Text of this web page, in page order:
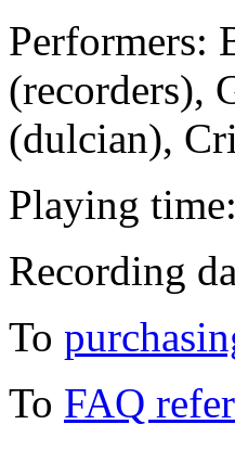
Performers:
(recorders),
(dulcian),
Playing
Recording
To
To FAQ